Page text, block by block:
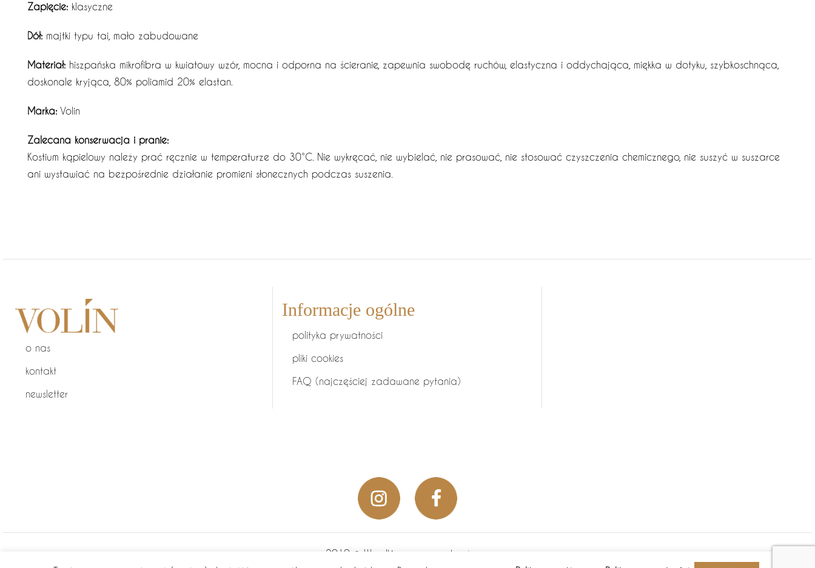
Zapięcie: klasyczne
Dół: majtki typu tai, mało zabudowane
Materiał: hiszpańska mikrofibra w kwiatowy wzór, mocna i odporna na ścieranie, zapewnia swobodę ruchów, elastyczna i oddychająca, miękka w dotyku, szybkoschnąca,
doskonale kryjąca, 80% poliamid 20% elastan.
Marka: Volin
Zalecana konserwacja i pranie:
Kostium kąpielowy należy prać ręcznie w temperaturze do 30°C. Nie wykręcać, nie wybielać, nie prasować, nie stosować czyszczenia chemicznego, nie suszyć w suszarce
ani wystawiać na bezpośrednie działanie promieni słonecznych podczas suszenia.
o nas
kontakt
newsletter
Informacje ogólne
polityka prywatności
pliki cookies
FAQ (najczęściej zadawane pytania)
2019 © Wszelkie prawa zastrzeżone.